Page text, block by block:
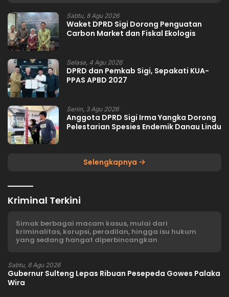
Sabtu, 8 Agu 2026
Waket DPRD Sigi Dorong Penguatan
Carbon Market dan Fiskal Ekologis
Selasa, 4 Agu 2026
DPRD dan Pemkab Sigi, Sepakati KUA-
PPAS APBD 2027
Senin, 3 Agu 2026
Anggota DPRD Sigi Irma Yangka Dorong
Pelestarian Spesies Endemik Danau Lindu
Selengkapnya
Kriminal Terkini
Simak berbagai macam kasus, mulai dari
kriminalitas, korupsi, peradilan, hingga isu hukum
yang sedang hangat diperbincangkan
Sabtu, 8 Agu 2026
Gubernur Sulteng Lepas Ribuan Pesepeda Gowes Palaka
Wira